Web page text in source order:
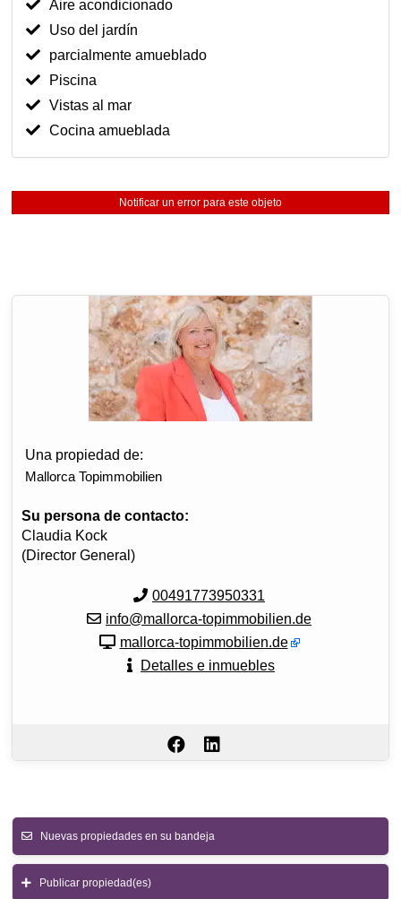
Aire acondicionado
Uso del jardín
parcialmente amueblado
Piscina
Vistas al mar
Cocina amueblada
Notificar un error para este objeto
Una propiedad de:
Mallorca Topimmobilien
Su persona de contacto:
Claudia Kock
(Director General)
00491773950331
info@mallorca-topimmobilien.de
mallorca-topimmobilien.de
Detalles e inmuebles
Nuevas propiedades en su bandeja
Publicar propiedad(es)